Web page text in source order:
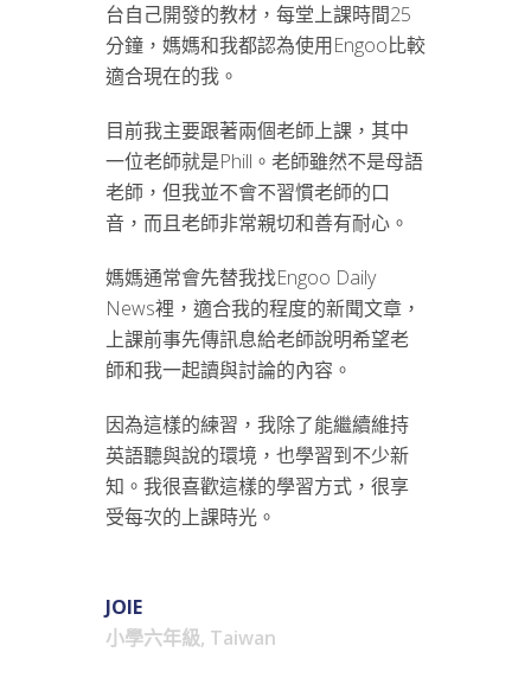
台自己開發的教材，每堂上課時間25
分鐘，媽媽和我都認為使用Engoo比較
適合現在的我。
目前我主要跟著兩個老師上課，其中
一位老師就是Phill。老師雖然不是母語
老師，但我並不會不習慣老師的口
音，而且老師非常親切和善有耐心。
媽媽通常會先替我找Engoo Daily
News裡，適合我的程度的新聞文章，
上課前事先傳訊息給老師說明希望老
師和我一起讀與討論的內容。
因為這樣的練習，我除了能繼續維持
英語聽與說的環境，也學習到不少新
知。我很喜歡這樣的學習方式，很享
受每次的上課時光。
JOIE
小學六年級, Taiwan